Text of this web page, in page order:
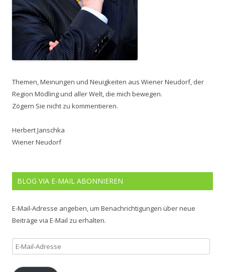
Themen, Meinungen und Neuigkeiten aus Wiener Neudorf, der
Region Mödling und aller Welt, die mich bewegen.
Zögern Sie nicht zu kommentieren.
Herbert Janschka
Wiener Neudorf
BLOG VIA E-MAIL ABONNIEREN
E-Mail-Adresse angeben, um Benachrichtigungen über neue
Beiträge via E-Mail zu erhalten.
E-
Mail-
Adresse